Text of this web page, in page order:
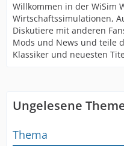
Willkommen in der WiSim
Wirtschaftssimulationen,
Diskutiere mit anderen
Mods und News und teile
Klassiker und neuesten
Ungelesene
Thema